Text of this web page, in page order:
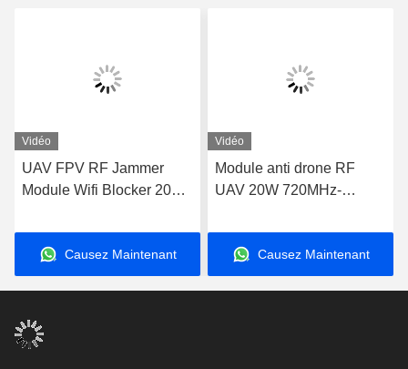
Vidéo
UAV FPV RF Jammer
Module Wifi Blocker 20W
Causez Maintenant
Vidéo
Module anti drone RF
UAV 20W 720MHz-
Drone Wifi Bluetooth
BrouilleurCausez Maintenant